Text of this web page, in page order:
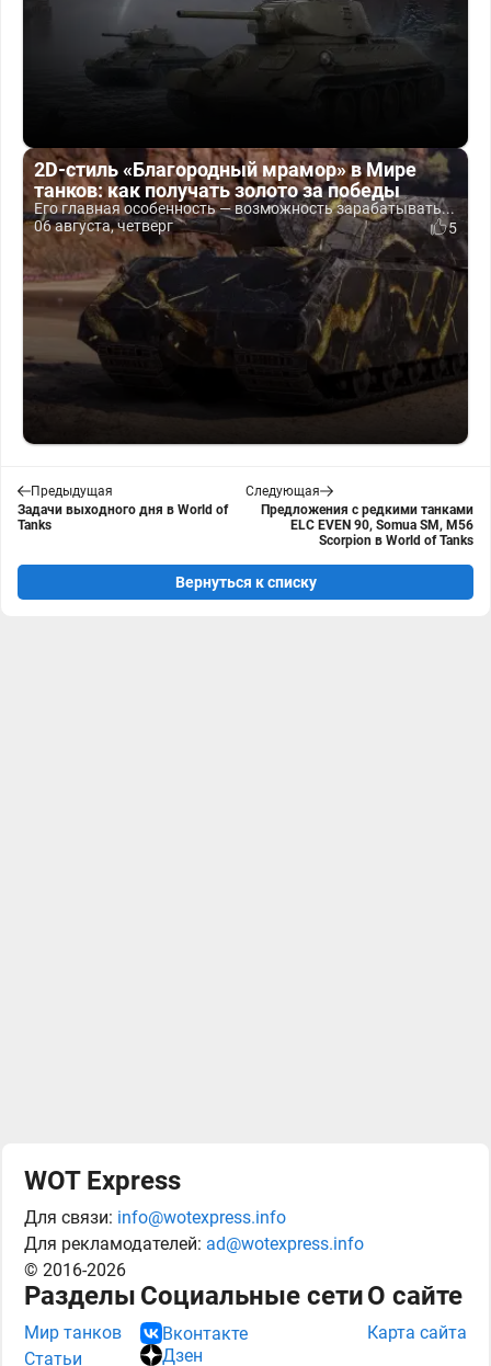
2D-стиль «Благородный мрамор» в Мире
танков: как получать золото за победы
Его главная особенность — возможность зарабатывать...
06 августа, четверг
5
Предыдущая
Задачи выходного дня в World of
Tanks
Следующая
Предложения с редкими танками
ELC EVEN 90, Somua SM, M56
Scorpion в World of Tanks
Вернуться к списку
WOT Express
Для связи: info@wotexpress.info
Для рекламодателей: ad@wotexpress.info
© 2016-2026
Разделы
Мир танков
Статьи
Социальные сети
Вконтакте
Дзен
О сайте
Карта сайта